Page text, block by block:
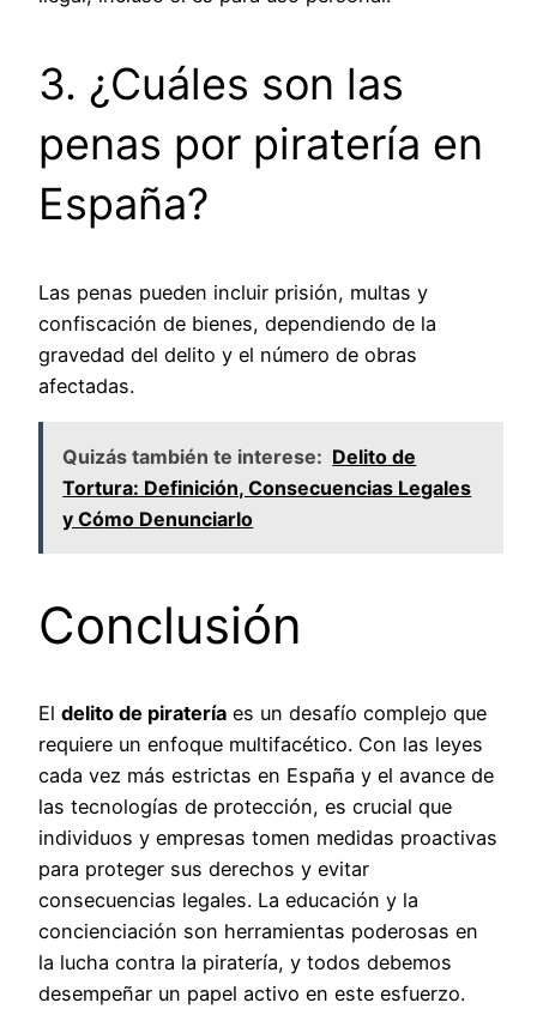
3. ¿Cuáles son las
penas por piratería en
España?
Las penas pueden incluir prisión, multas y
confiscación de bienes, dependiendo de la
gravedad del delito y el número de obras
afectadas.
Quizás también te interese: Delito de
Tortura: Definición, Consecuencias Legales
y Cómo Denunciarlo
Conclusión
El delito de piratería es un desafío complejo que
requiere un enfoque multifacético. Con las leyes
cada vez más estrictas en España y el avance de
las tecnologías de protección, es crucial que
individuos y empresas tomen medidas proactivas
para proteger sus derechos y evitar
consecuencias legales. La educación y la
concienciación son herramientas poderosas en
la lucha contra la piratería, y todos debemos
desempeñar un papel activo en este esfuerzo.